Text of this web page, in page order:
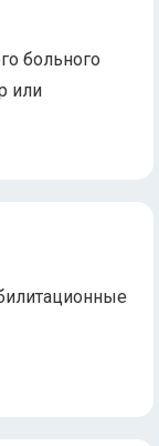
больного
или